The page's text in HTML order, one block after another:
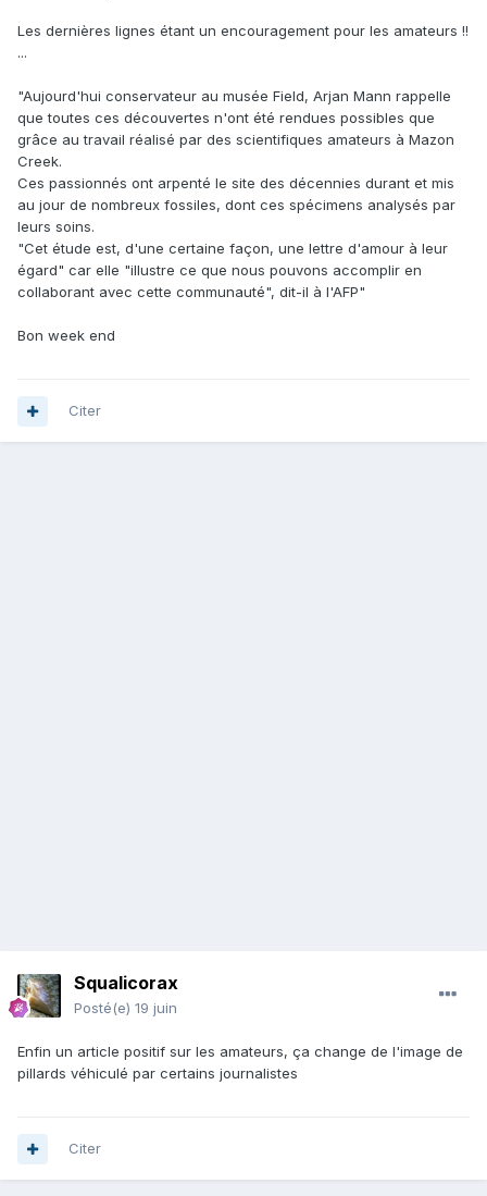
Les dernières lignes étant un encouragement pour les amateurs !!
...
"Aujourd'hui conservateur au musée Field, Arjan Mann rappelle
que toutes ces découvertes n'ont été rendues possibles que
grâce au travail réalisé par des scientifiques amateurs à Mazon
Creek.
Ces passionnés ont arpenté le site des décennies durant et mis
au jour de nombreux fossiles, dont ces spécimens analysés par
leurs soins.
"Cet étude est, d'une certaine façon, une lettre d'amour à leur
égard" car elle "illustre ce que nous pouvons accomplir en
collaborant avec cette communauté", dit-il à l'AFP"
Bon week end
Citer
Squalicorax
Posté(e) 19 juin
Enfin un article positif sur les amateurs, ça change de l'image de
pillards véhiculé par certains journalistes
Citer